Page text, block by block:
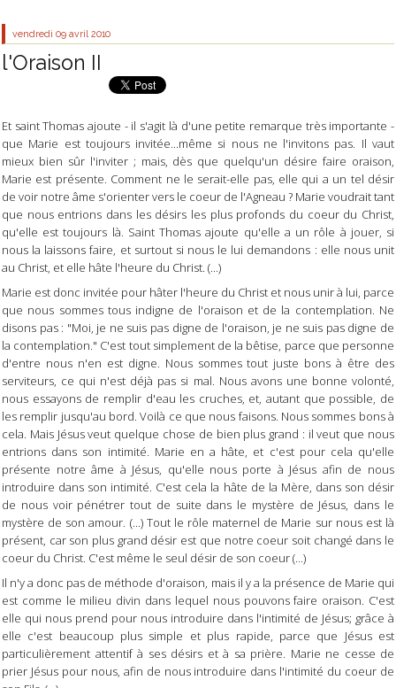
vendredi 09 avril 2010
l'Oraison II
Et saint Thomas ajoute - il s'agit là d'une petite remarque très importante -
que Marie est toujours invitée...même si nous ne l'invitons pas. Il vaut
mieux bien sûr l'inviter ; mais, dès que quelqu'un désire faire oraison,
Marie est présente. Comment ne le serait-elle pas, elle qui a un tel désir
de voir notre âme s'orienter vers le coeur de l'Agneau ? Marie voudrait tant
que nous entrions dans les désirs les plus profonds du coeur du Christ,
qu'elle est toujours là. Saint Thomas ajoute qu'elle a un rôle à jouer, si
nous la laissons faire, et surtout si nous le lui demandons : elle nous unit
au Christ, et elle hâte l'heure du Christ. (...)
Marie est donc invitée pour hâter l'heure du Christ et nous unir à lui, parce
que nous sommes tous indigne de l'oraison et de la contemplation. Ne
disons pas : "Moi, je ne suis pas digne de l'oraison, je ne suis pas digne de
la contemplation." C'est tout simplement de la bêtise, parce que personne
d'entre nous n'en est digne. Nous sommes tout juste bons à être des
serviteurs, ce qui n'est déjà pas si mal. Nous avons une bonne volonté,
nous essayons de remplir d'eau les cruches, et, autant que possible, de
les remplir jusqu'au bord. Voilà ce que nous faisons. Nous sommes bons à
cela. Mais Jésus veut quelque chose de bien plus grand : il veut que nous
entrions dans son intimité. Marie en a hâte, et c'est pour cela qu'elle
présente notre âme à Jésus, qu'elle nous porte à Jésus afin de nous
introduire dans son intimité. C'est cela la hâte de la Mère, dans son désir
de nous voir pénétrer tout de suite dans le mystère de Jésus, dans le
mystère de son amour. (...) Tout le rôle maternel de Marie sur nous est là
présent, car son plus grand désir est que notre coeur soit changé dans le
coeur du Christ. C'est même le seul désir de son coeur (...)
Il n'y a donc pas de méthode d'oraison, mais il y a la présence de Marie qui
est comme le milieu divin dans lequel nous pouvons faire oraison. C'est
elle qui nous prend pour nous introduire dans l'intimité de Jésus; grâce à
elle c'est beaucoup plus simple et plus rapide, parce que Jésus est
particulièrement attentif à ses désirs et à sa prière. Marie ne cesse de
prier Jésus pour nous, afin de nous introduire dans l'intimité du coeur de